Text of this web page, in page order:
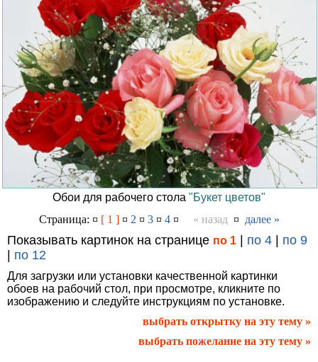
Обои для рабочего стола "Букет цветов"
Страница: ¤ [ 1 ]¤ 2 ¤ 3¤ 4¤ « назад ¤ далее »
Показывать картинок на странице по 1 по 4
по 9
по 12
Для загрузки или установки качественной картинки
обоев на рабочий стол, при просмотре, кликните по
изображению и следуйте инструкциям по установке.
выбрать открытку на эту тему »
выбрать пожелание на эту тему »